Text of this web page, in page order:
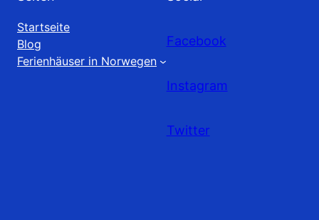
Startseite
Blog
Ferienhäuser in Norwegen
Facebook
Instagram
Twitter